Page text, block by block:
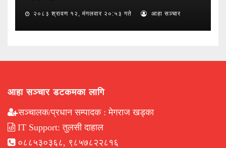
२०८३ श्रावण १२, मंगलवार २०:५३ गते आहा सञ्चार
आहा सञ्चार डटकमका लागि
सञ्चालक/प्रधान सम्पादक : मेगराज खड्का
IT Support: तुलसी दाहाल
०८८५३०३६८, ९८५७८२२८१६